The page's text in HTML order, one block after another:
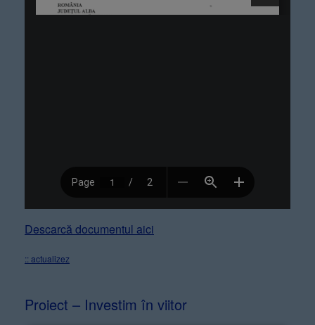
Descarcă documentul aici
:: actualizez
Proiect – Investim în viitor